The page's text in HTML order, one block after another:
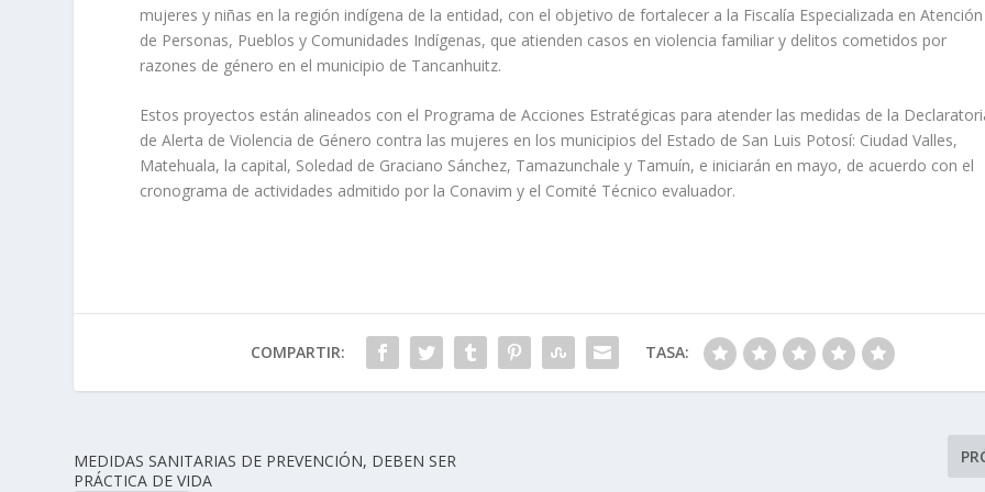
mujeres y niñas en la región indígena de la entidad, con el objetivo de fortalecer a la Fiscalía Especializada en Atención
de Personas, Pueblos y Comunidades Indígenas, que atienden casos en violencia familiar y delitos cometidos por
razones de género en el municipio de Tancanhuitz.
Estos proyectos están alineados con el Programa de Acciones Estratégicas para atender las medidas de la
de Alerta de Violencia de Género contra las mujeres en los municipios del Estado de San Luis Potosí: Ciudad Valles,
Matehuala, la capital, Soledad de Graciano Sánchez, Tamazunchale y Tamuín, e iniciarán en mayo, de acuerdo con el
cronograma de actividades admitido por la Conavim y el Comité Técnico evaluador.
COMPARTIR: TASA:
MEDIDAS SANITARIAS DE PREVENCIÓN, DEBEN SER
PRÁCTICA DE VIDA